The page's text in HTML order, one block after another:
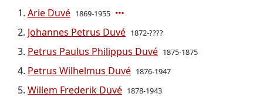
Arie Duvé 1869-1955
Johannes Petrus Duvé 1872-????
Petrus Paulus Philippus Duvé 1875-1875
Petrus Wilhelmus Duvé 1876-1947
Willem Frederik Duvé 1878-1943